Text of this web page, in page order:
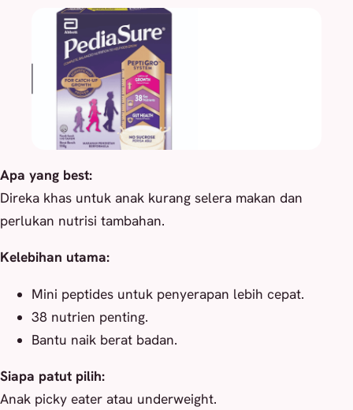
Apa yang best:
Direka khas untuk anak kurang selera makan dan
perlukan nutrisi tambahan.
Kelebihan utama:
Mini peptides untuk penyerapan lebih cepat.
38 nutrien penting.
Bantu naik berat badan.
Siapa patut pilih:
Anak picky eater atau underweight.